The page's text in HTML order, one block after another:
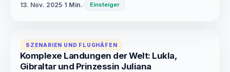
13. Nov. 2025·1 Min.· Einsteiger
SZENARIEN UND FLUGHÄFEN
Komplexe Landungen der Welt: Lukla,
Gibraltar und Prinzessin Juliana